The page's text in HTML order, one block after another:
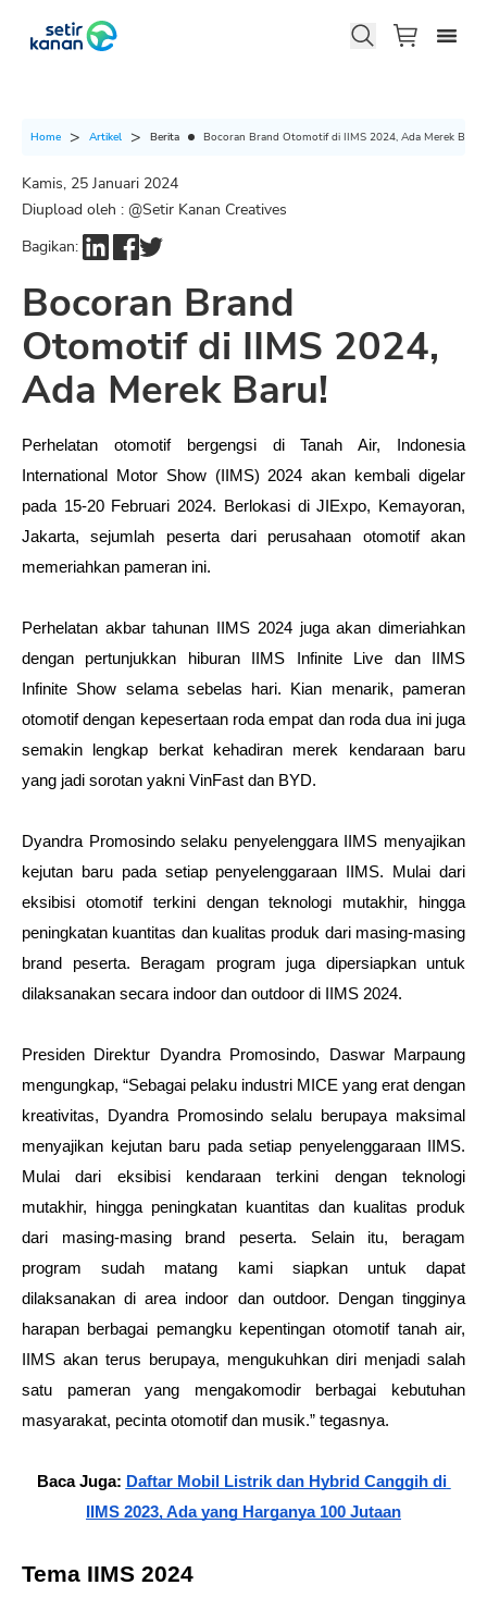
Home Artikel Berita Bocoran Brand Otomotif di IIMS 2024, Ada Merek Baru!
Kamis, 25 Januari 2024
Diupload oleh : @Setir Kanan Creatives
Bagikan:
Bocoran Brand
Otomotif di IIMS 2024,
Ada Merek Baru!
Perhelatan otomotif bergengsi di Tanah Air, Indonesia
International Motor Show (IIMS) 2024 akan kembali digelar
pada 15-20 Februari 2024. Berlokasi di JIExpo, Kemayoran,
Jakarta, sejumlah peserta dari perusahaan otomotif akan
memeriahkan pameran ini.
Perhelatan akbar tahunan IIMS 2024 juga akan dimeriahkan
dengan pertunjukkan hiburan IIMS Infinite Live dan IIMS
Infinite Show selama sebelas hari. Kian menarik, pameran
otomotif dengan kepesertaan roda empat dan roda dua ini juga
semakin lengkap berkat kehadiran merek kendaraan baru
yang jadi sorotan yakni VinFast dan BYD.
Dyandra Promosindo selaku penyelenggara IIMS menyajikan
kejutan baru pada setiap penyelenggaraan IIMS. Mulai dari
eksibisi otomotif terkini dengan teknologi mutakhir, hingga
peningkatan kuantitas dan kualitas produk dari masing-masing
brand peserta. Beragam program juga dipersiapkan untuk
dilaksanakan secara indoor dan outdoor di IIMS 2024.
Presiden Direktur Dyandra Promosindo, Daswar Marpaung
mengungkap, “Sebagai pelaku industri MICE yang erat dengan
kreativitas, Dyandra Promosindo selalu berupaya maksimal
menyajikan kejutan baru pada setiap penyelenggaraan IIMS.
Mulai dari eksibisi kendaraan terkini dengan teknologi
mutakhir, hingga peningkatan kuantitas dan kualitas produk
dari masing-masing brand peserta. Selain itu, beragam
program sudah matang kami siapkan untuk dapat
dilaksanakan di area indoor dan outdoor. Dengan tingginya
harapan berbagai pemangku kepentingan otomotif tanah air,
IIMS akan terus berupaya, mengukuhkan diri menjadi salah
satu pameran yang mengakomodir berbagai kebutuhan
masyarakat, pecinta otomotif dan musik.” tegasnya.
Baca Juga: Daftar Mobil Listrik dan Hybrid Canggih di
IIMS 2023, Ada yang Harganya 100 Jutaan
Tema IIMS 2024